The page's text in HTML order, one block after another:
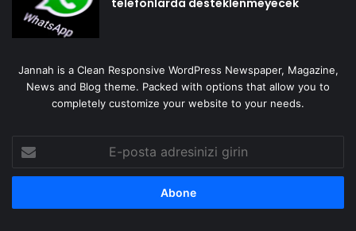
Jannah is a Clean Responsive WordPress Newspaper, Magazine,
News and Blog theme. Packed with options that allow you to
completely customize your website to your needs.
posta
adresinizi